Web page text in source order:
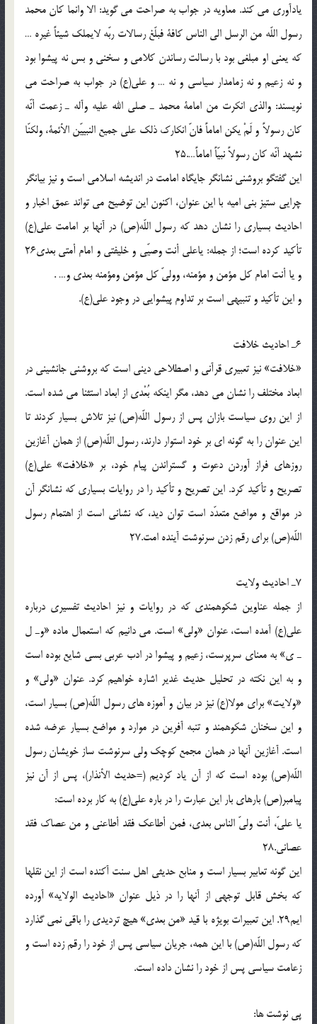
يادآورى مى كند. معاويه در جواب به صراحت مى گويد: الا وانما كان محمد
رسول اللّه من الرسل الى الناس كافة فبلّغ رسالات ربّه لايملك شيئاً غيره …
كه يعنى او مبلغى بود با رسالت رساندن كلامى و سخنى و بس نه پيشوا بود
و نه زعيم و نه زمامدار سياسى و نه … و على(ع) در جواب به صراحت مى
نويسند: والذى انكرت من امامة محمد ـ صلى الله عليه وآله ـ زعمت أنّه
كان رسولاً و لَمْ يكن اماماً فانّ انكارك ذلك على جميع النبييّن الأئمة، ولكنّا
نشهد أنّه كان رسولاً نبيّاً اماماً….25
اين گفتگو بروشنى نشانگر جايگاه امامت در انديشه اسلامى است و نيز بيانگر
چرايى ستيز بنى اميه با اين عنوان، اكنون اين توضيح مى تواند عمق اخبار و
احاديث بسيارى را نشان دهد كه رسول اللّه(ص) در آنها بر امامت على(ع)
تأكيد كرده است؛ از جمله: ياعلى أنت وصيّى و خليفتى و امام أمتى بعدى26
و يا أنت امام كل مؤمن و مؤمنه، وولىّ كل مؤمن ومؤمنه بعدى و… .
و اين تأكيد و تنبيهى است بر تداوم پيشوايى در وجود على(ع).
6ـ احاديث خلافت
«خلافت» نيز تعبيرى قرآنى و اصطلاحى دينى است كه بروشنى جانشينى در
ابعاد مختلف را نشان مى دهد، مگر اينكه بُعْدى از ابعاد استثنا مى شده است.
از اين روى سياست بازان پس از رسول اللّه(ص) نيز تلاش بسيار كردند تا
اين عنوان را به گونه اى بر خود استوار دارند، رسول اللّه(ص) از همان آغازين
روزهاى فراز آوردن دعوت و گستراندن پيام خود، بر «خلافت» على(ع)
تصريح و تأكيد كرد. اين تصريح و تأكيد را در روايات بسيارى كه نشانگر آن
در مواقع و مواضع متعدّد است توان ديد، كه نشانى است از اهتمام رسول
اللّه(ص) براى رقم زدن سرنوشت آينده امت.27
7ـ احاديث ولايت
از جمله عناوين شكوهمندى كه در روايات و نيز احاديث تفسيرى درباره
على(ع) آمده است، عنوان «ولى» است. مى دانيم كه استعمال ماده «وـ ل
ـ ى» به معناى سرپرست، زعيم و پيشوا در ادب عربى بسى شايع بوده است
و به اين نكته در تحليل حديث غدير اشاره خواهيم كرد. عنوان «ولى» و
«ولايت» براى مولا(ع) نيز در بيان و آموزه هاى رسول اللّه(ص) بسيار است،
و اين سخنان شكوهمند و تنبه آفرين در موارد و مواضع بسيار عرضه شده
است. آغازين آنها در همان مجمع كوچك ولى سرنوشت ساز خويشان رسول
اللّه(ص) بوده است كه از آن ياد كرديم (=حديث الأنذار)، پس از آن نيز
پيامبر(ص) بارهاى بار اين عبارت را در باره على(ع) به كار برده است:
يا علىّ، أنت ولىّ الناس بعدى، فمن أطاعك فقد أطاعنى و من عصاك فقد
عصانى.28
اين گونه تعابير بسيار است و منابع حديثى اهل سنت آكنده است از اين نقلها
كه بخش قابل توجهى از آنها را در ذيل عنوان «احاديث الولايه» آورده
ايم29. اين تعبيرات بويژه با قيد «من بعدى» هيچ ترديدى را باقى نمى گذارد
كه رسول اللّه(ص) با اين همه، جريان سياسى پس از خود را رقم زده است و
زعامت سياسى پس از خود را نشان داده است.
پى نوشت ها: